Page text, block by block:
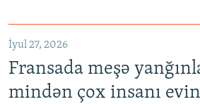
İyul 27, 2026
Fransada meşə
mindən çox insanı